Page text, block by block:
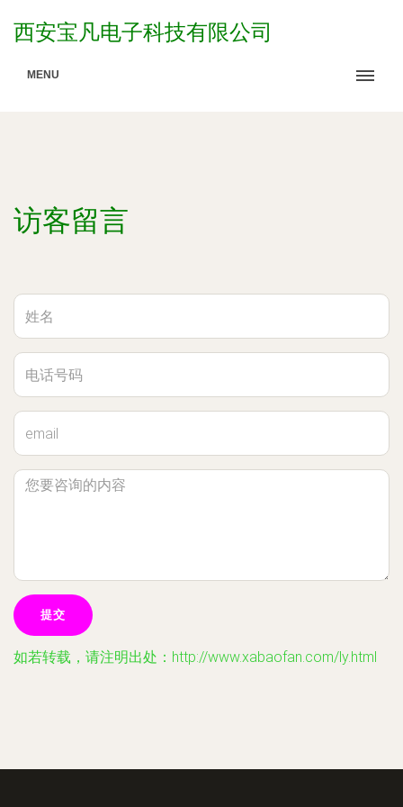
西安宝凡电子科技有限公司
MENU
访客留言
如若转载，请注明出处：http://www.xabaofan.com/ly.html